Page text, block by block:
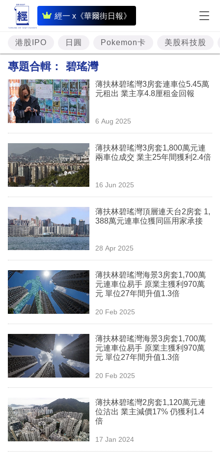
經一 x《華爾街日報》
即
時
財
經
題
投
資
樓
市
理
商
業
科
技
職
場
生
時
事
欄
訂
閱
港股IPO 日圓 Pokemon卡 美股科技股
專題合輯： 碧瑤灣
薄扶林碧瑤灣3房套連車位5.45萬
元租出 業主享4.8厘租金回報
6 Aug 2025
薄扶林碧瑤灣3房套1,800萬元連
兩車位成交 業主25年間獲利2.4倍
16 Jun 2025
薄扶林碧瑤灣頂層連天台2房套 1,
388萬元連車位獲同區用家承接
28 Apr 2025
薄扶林碧瑤灣海景3房套1,700萬
元連車位易手 原業主獲利970萬
元 單位27年間升值1.3倍
20 Feb 2025
薄扶林碧瑤灣海景3房套1,700萬
元連車位易手 原業主獲利970萬
元 單位27年間升值1.3倍
20 Feb 2025
薄扶林碧瑤灣2房套1,120萬元連
位沽出 業主減價17% 仍獲利1.4
倍
17 Jan 2024